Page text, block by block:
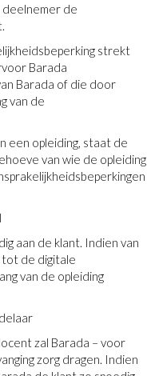
deelnemer de
strekt
Barada
Barada of die door
van de
een opleiding, staat de
van wie de opleiding
aan de klant. Indien van
tot de digitale
van de opleiding
zal Barada – voor
zorg dragen. Indien